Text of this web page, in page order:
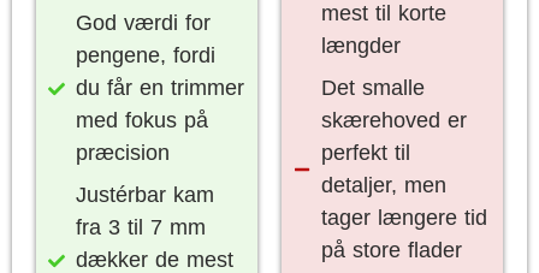
God værdi for
pengene, fordi
du får en trimmer
med fokus på
præcision
Justérbar kam
fra 3 til 7 mm
dækker de mest
mest til korte
længder
Det smalle
skærehoved er
perfekt til
detaljer, men
tager længere tid
på store flader